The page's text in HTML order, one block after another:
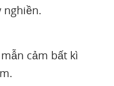
nghiền.
cảm bất kì